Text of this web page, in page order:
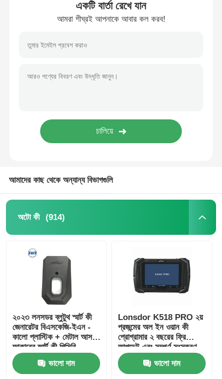
আমাদের সাথে যোগাযোগ করুন
সব ক্ষেত্রেই
অটো কী
গাড়ির চাবির শেল
গাড়ির চাবি ব্লেড
একক কোণ মিলিং কাটার
গাড়ির চাবি প্রোগ্রামার
ট্রান্সপন্ডার চিপ
একটি বার্তা রেখে যান
আমরা শীঘ্রই আপনাকে আবার কল করব!
আমাদের কাছ থেকে অন্যান্য বিভাগগুলি
অটো কী (914)
২০২৩ লনসডর ব্লুটুথ স্মার্ট কী
জেনারেটর বিএসকেজি-ইএন -
কালো প্লাস্টিক + মেটাল আসল
আকারের স্মার্ট কী পিসিবি
ভালো দাম
Lonsdor K518 PRO ২য়
প্রজন্মের অল ইন ওয়ান কী
প্রোগ্রামার ২ বছরের ফ্রি
আপডেট এবং সম্পূর্ণ সংস্করণ
আনুষাঙ্গিক সহ
ভালো দাম